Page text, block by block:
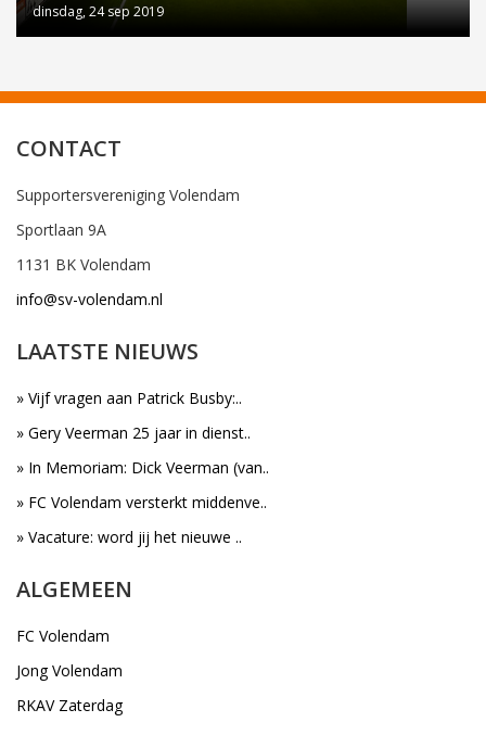
dinsdag, 24 sep 2019
CONTACT
Supportersvereniging Volendam
Sportlaan 9A
1131 BK Volendam
info@sv-volendam.nl
LAATSTE NIEUWS
» Vijf vragen aan Patrick Busby:..
» Gery Veerman 25 jaar in dienst..
» In Memoriam: Dick Veerman (van..
» FC Volendam versterkt middenve..
» Vacature: word jij het nieuwe ..
ALGEMEEN
FC Volendam
Jong Volendam
RKAV Zaterdag